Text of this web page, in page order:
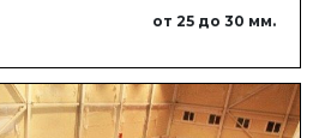
от 25 до 30 мм.